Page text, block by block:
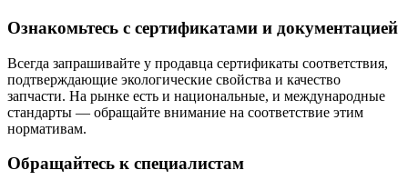
Ознакомьтесь с сертификатами и документацией
Всегда запрашивайте у продавца сертификаты соответствия,
подтверждающие экологические свойства и качество
запчасти. На рынке есть и национальные, и международные
стандарты — обращайте внимание на соответствие этим
нормативам.
Обращайтесь к специалистам